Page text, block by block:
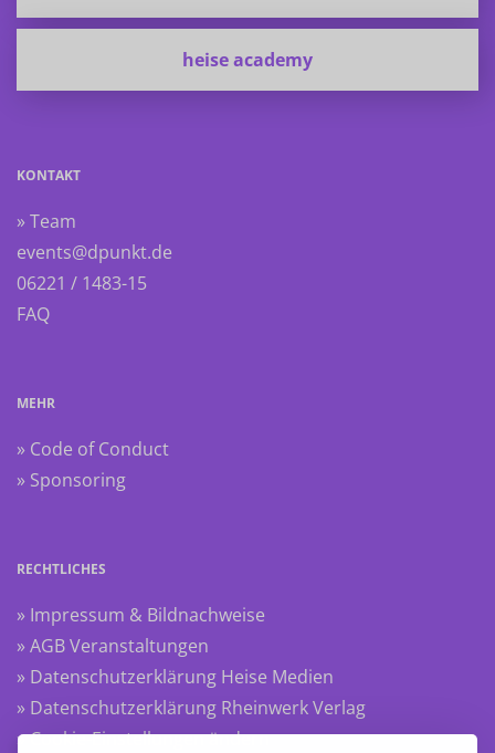
heise academy
KONTAKT
» Team
events@dpunkt.de
06221 / 1483-15
FAQ
MEHR
» Code of Conduct
» Sponsoring
RECHTLICHES
» Impressum & Bildnachweise
» AGB Veranstaltungen
» Datenschutzerklärung Heise Medien
» Datenschutzerklärung Rheinwerk Verlag
» Cookie-Einstellungen ändern